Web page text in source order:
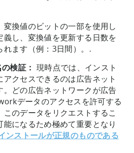
換値のビットの一部を使用し
義し、変換値を更新する日数を
ます（例：3日間）。.
検証： 現時点では、インスト
クセスできるのは広告ネット
。どの広告ネットワークが広告
データのアクセスを許可する
のデータをリクエストするこ
になるため極めて重要となり
ンストールが正規のものである